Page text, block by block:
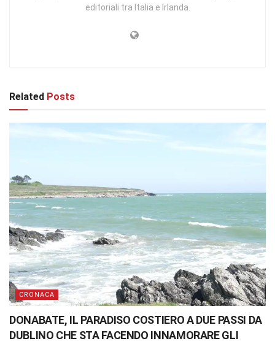
editoriali tra Italia e Irlanda.
Related Posts
CRONACA
DONABATE, IL PARADISO COSTIERO A DUE PASSI DA
DUBLINO CHE STA FACENDO INNAMORARE GLI